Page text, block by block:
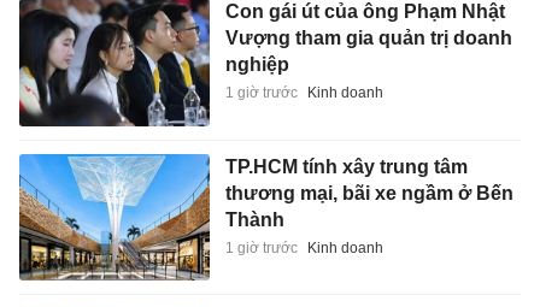
Con gái út của ông Phạm Nhật
Vượng tham gia quản trị doanh
nghiệp
1 giờ trước Kinh doanh
TP.HCM tính xây trung tâm
thương mại, bãi xe ngầm ở Bến
Thành
1 giờ trước Kinh doanh